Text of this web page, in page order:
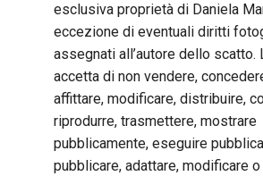
esclusiva proprietà di Daniela
eccezione di eventuali diritti
assegnati all’autore dello scatto.
accetta di non vendere,
affittare, modificare, distribuire,
riprodurre, trasmettere, mostrare
pubblicamente, eseguire
pubblicare, adattare, modificare